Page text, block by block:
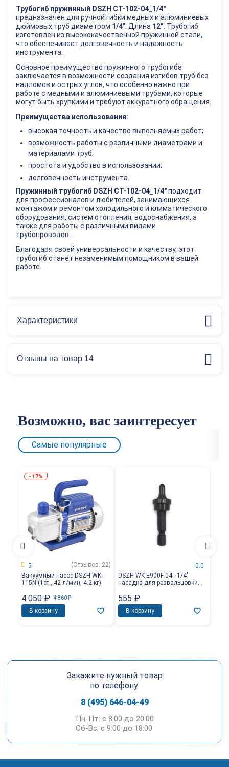
Трубогиб пружинный DSZH CT-102-04_1/4"
предназначен для ручной гибки медных и алюминиевых
дюймовых труб диаметром 1/4" . Длина 12". Трубогиб
изготовлен из высококачественной пружинной стали,
что обеспечивает долговечность и надежность
инструмента.
Основное преимущество пружинного трубогиба
заключается в возможности создания изгибов труб без
надломов и острых углов, что особенно важно при
работе с медными и алюминиевыми трубами, которые
могут быть хрупкими и требуют аккуратного обращения.
Преимущества использования:
высокая точность и качество выполняемых работ;
возможность работы с различными диаметрами и
материалами труб;
простота и удобство в использовании;
долговечность инструмента.
Пружинный трубогиб DSZH CT-102-04_1/4"подходит
для профессионалов и любителей, занимающихся
монтажом и ремонтом холодильного и климатического
оборудования, систем отопления, водоснабжения, а
также для работы с различными видами
трубопроводов.
Благодаря своей универсальности и качеству, этот
трубогиб станет незаменимым помощником в вашей
работе.
Характеристики
Отзывы на товар 14
Возможно, вас заинтересует
Самые популярные
17%
Вакуумный насос DSZH WK-
115N (1ст., 42 л/мин, 4.2 кг)
(Отзывов: 22)
5
4 860₽
4 050 ₽
В корзину
DSZH WK-E900F-04 - 1/4"
насадка для развальцовки
0.0
555 ₽
В корзину
Закажите нужный товар
по телефону:
8 (495) 646-04-49
Пн-Пт: c 8:00 до 20:00
Сб-Вс: c 9:00 до 18:00